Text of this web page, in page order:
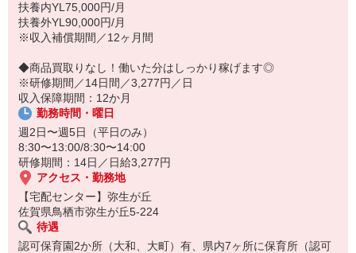
☆ココがPoint☆
・職場の近くに保育所（保育園、幼稚園、託児所）があるから、送
り迎えの時間の心配がいりません！
・家事・夕食の支度なども余裕をもってできます！
扶養内YL75,000円/月
扶養外YL90,000円/月
※収入補償期間／12ヶ月間
◆商品買取りなし！働いた分はしっかり稼げます◎
※研修期間／14日間／3,277円／日
収入保障期間：12か月
勤務時間・曜日
週2日〜週5日（平日のみ）
8:30〜13:00/8:30〜14:00
研修期間：14日／日給3,277円
アクセス・勤務地
【宅配センター】弥生が丘
佐賀県鳥栖市弥生が丘5-224
待遇
認可保育園2か所（大和、大町）有、県内7ヶ所に保育所（認可